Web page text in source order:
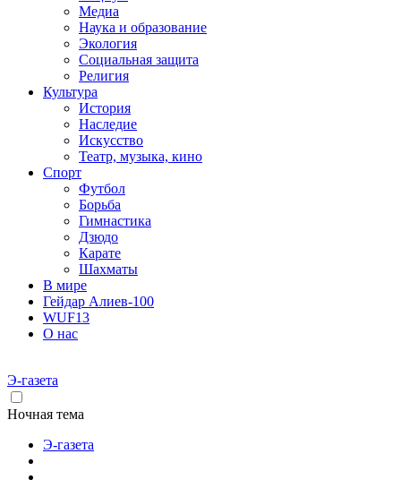
Медиа
Наука и образование
Экология
Социальная защита
Религия
Культура
История
Наследие
Искусство
Театр, музыка, кино
Спорт
Футбол
Борьба
Гимнастика
Дзюдо
Карате
Шахматы
В мире
Гейдар Алиев-100
WUF13
О нас
Э-газета
Ночная тема
Э-газета